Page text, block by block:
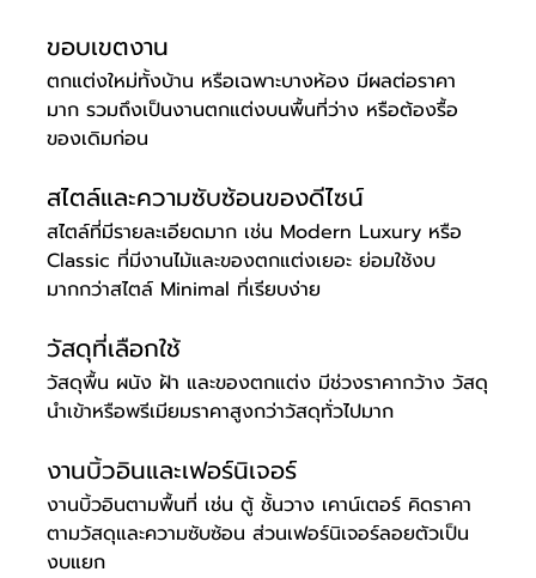
ขอบเขตงาน
ตกแต่งใหม่ทั้งบ้าน หรือเฉพาะบางห้อง มีผลต่อราคา
มาก รวมถึงเป็นงานตกแต่งบนพื้นที่ว่าง หรือต้องรื้อ
ของเดิมก่อน
สไตล์และความซับซ้อนของดีไซน์
สไตล์ที่มีรายละเอียดมาก เช่น Modern Luxury หรือ
Classic ที่มีงานไม้และของตกแต่งเยอะ ย่อมใช้งบ
มากกว่าสไตล์ Minimal ที่เรียบง่าย
วัสดุที่เลือกใช้
วัสดุพื้น ผนัง ฝ้า และของตกแต่ง มีช่วงราคากว้าง วัสดุ
นำเข้าหรือพรีเมียมราคาสูงกว่าวัสดุทั่วไปมาก
งานบิ้วอินและเฟอร์นิเจอร์
งานบิ้วอินตามพื้นที่ เช่น ตู้ ชั้นวาง เคาน์เตอร์ คิดราคา
ตามวัสดุและความซับซ้อน ส่วนเฟอร์นิเจอร์ลอยตัวเป็น
งบแยก